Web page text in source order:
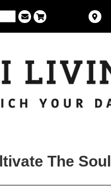
The Soul